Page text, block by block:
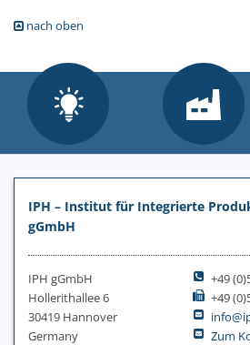
nach oben
IPH – Institut für Integrierte
gGmbH
IPH gGmbH
Hollerithallee 6
30419 Hannover
Germany
+49
+49
Zum